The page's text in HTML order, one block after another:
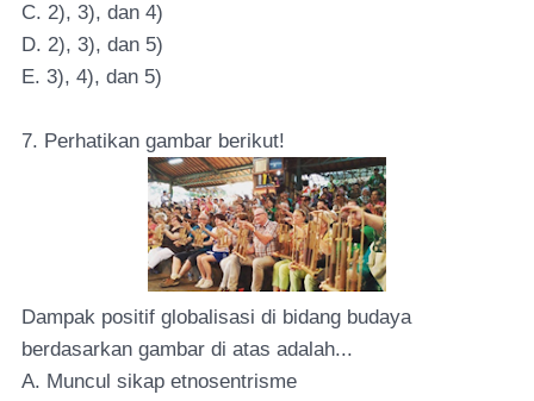
C. 2), 3), dan 4)
D. 2), 3), dan 5)
E. 3), 4), dan 5)
7. Perhatikan gambar berikut!
Dampak positif globalisasi di bidang budaya
berdasarkan gambar di atas adalah...
A. Muncul sikap etnosentrisme